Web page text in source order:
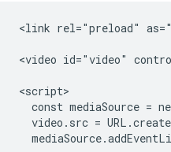
<link rel="preload"
<video id="video"
<script>
const mediaSource =
video.src =